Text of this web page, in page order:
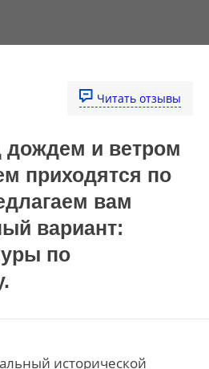
Читать отзывы
дождем и ветром
приходятся по
вам
вариант:
по
исторической